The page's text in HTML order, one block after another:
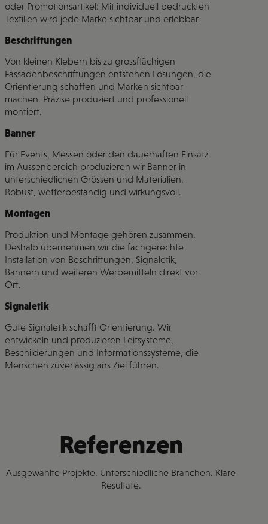
oder Promotionsartikel: Mit individuell bedruckten
Textilien wird jede Marke sichtbar und erlebbar.
Beschriftungen
Von kleinen Klebern bis zu grossflächigen
Fassadenbeschriftungen entstehen Lösungen, die
Orientierung schaffen und Marken sichtbar
machen. Präzise produziert und professionell
montiert.
Banner
Für Events, Messen oder den dauerhaften Einsatz
im Aussenbereich produzieren wir Banner in
unterschiedlichen Grössen und Materialien.
Robust, wetterbeständig und wirkungsvoll.
Montagen
Produktion und Montage gehören zusammen.
Deshalb übernehmen wir die fachgerechte
Installation von Beschriftungen, Signaletik,
Bannern und weiteren Werbemitteln direkt vor
Ort.
Signaletik
Gute Signaletik schafft Orientierung. Wir
entwickeln und produzieren Leitsysteme,
Beschilderungen und Informationssysteme, die
Menschen zuverlässig ans Ziel führen.
Referenzen
Ausgewählte Projekte. Unterschiedliche Branchen. Klare
Resultate.